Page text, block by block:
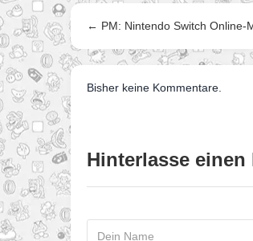
← PM: Nintendo Switch Online-
Bisher keine Kommentare.
Hinterlasse einen